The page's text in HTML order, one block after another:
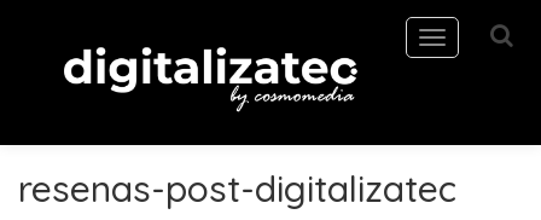
Toggle
navigation
resenas-post-digitalizatec